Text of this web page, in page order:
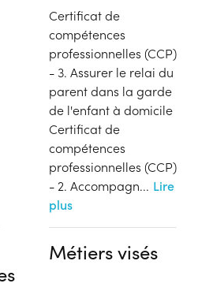
Certificat de
compétences
professionnelles (CCP)
- 3. Assurer le relai du
parent dans la garde
de l'enfant à domicile
Certificat de
compétences
professionnelles (CCP)
- 2. Accompagn... Lire
plus
Métiers visés